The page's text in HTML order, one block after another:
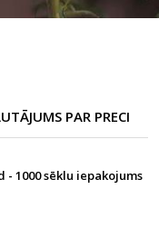
PAR PRECI
- 1000 sēklu iepakojums